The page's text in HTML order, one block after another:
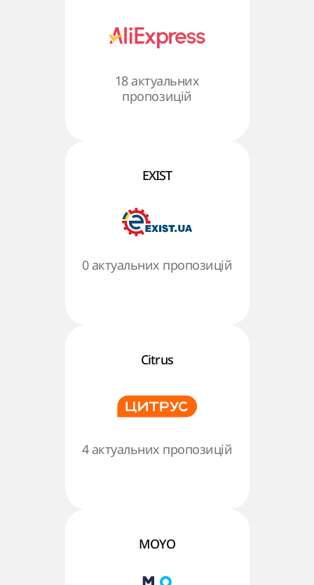
18 актуальних
пропозицій
EXIST
0 актуальних пропозицій
Citrus
4 актуальних пропозицій
MOYO